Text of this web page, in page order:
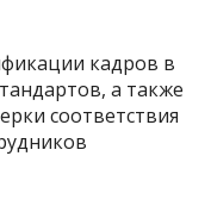
кадров в
а также
соответствия